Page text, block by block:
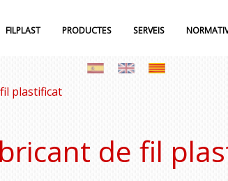
FILPLAST PRODUCTES SERVEIS
plastificat
de fil